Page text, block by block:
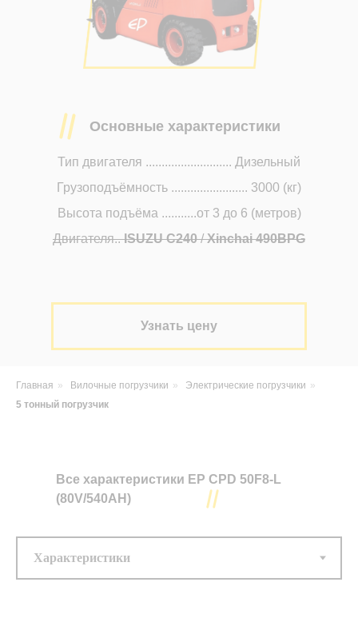
Электрический
Номинальная грузоподъёмность
5 000 (кг)
Узнать цену
Основные характеристики
Тип двигателя ........................... Дизельный
Грузоподъёмность ........................ 3000 (кг)
Высота подъёма ...........от 3 до 6 (метров)
Двигателя..ISUZU C240/Xinchai 490BPG
Главная » Вилочные погрузчики » Электрические погрузчики »
5 тонный погрузчик
Все характеристики EP CPD 50F8-L
(80V/540AH)